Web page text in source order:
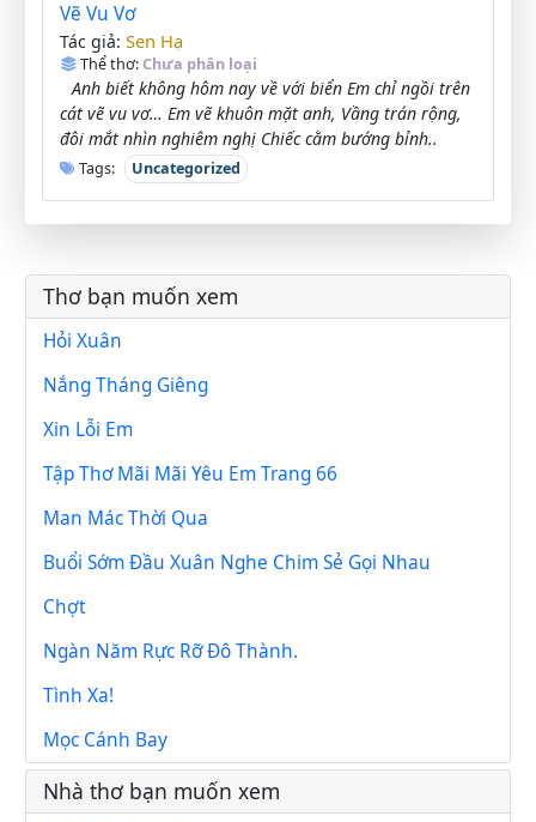
Vẽ Vu Vơ
Tác giả: Sen Hạ
Thể thơ:Chưa phân loại
Anh biết không hôm nay về với biển Em chỉ ngồi trên
cát vẽ vu vơ… Em vẽ khuôn mặt anh, Vầng trán rộng,
đôi mắt nhìn nghiêm nghị Chiếc cằm bướng bỉnh..
Tags: Uncategorized
Thơ bạn muốn xem
Hỏi Xuân
Nắng Tháng Giêng
Xin Lỗi Em
Tập Thơ Mãi Mãi Yêu Em Trang 66
Man Mác Thời Qua
Buổi Sớm Đầu Xuân Nghe Chim Sẻ Gọi Nhau
Chợt
Ngàn Năm Rực Rỡ Đô Thành.
Tình Xa!
Mọc Cánh Bay
Nhà thơ bạn muốn xem